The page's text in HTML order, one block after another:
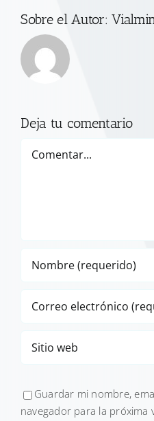
Sobre el Autor:
Deja tu comentario
Guardar mi nombre,
navegador para la próxima